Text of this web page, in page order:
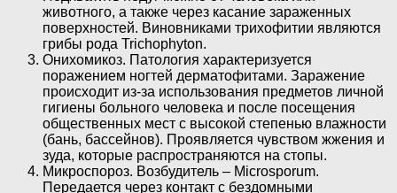
животного, а также через касание зараженных
поверхностей. Виновниками трихофитии являются
грибы рода Trichophyton.
Онихомикоз. Патология характеризуется
поражением ногтей дерматофитами. Заражение
происходит из-за использования предметов личной
гигиены больного человека и после посещения
общественных мест с высокой степенью влажности
(бань, бассейнов). Проявляется чувством жжения и
зуда, которые распространяются на стопы.
Микроспороз. Возбудитель – Microsporum.
Передается через контакт с бездомными